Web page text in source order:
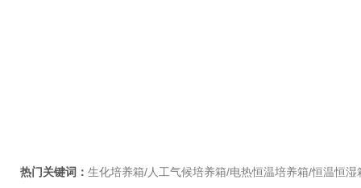
热门关键词： 生化培养箱/人工气候培养箱/电热恒温培养箱/恒温恒湿箱/光照培养箱/二氧化碳培养箱